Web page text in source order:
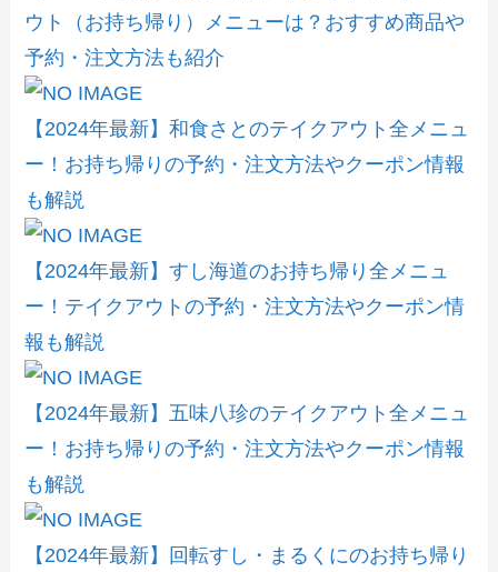
ウト（お持ち帰り）メニューは？おすすめ商品や
予約・注文方法も紹介
【2024年最新】和食さとのテイクアウト全メニュ
ー！お持ち帰りの予約・注文方法やクーポン情報
も解説
【2024年最新】すし海道のお持ち帰り全メニュ
ー！テイクアウトの予約・注文方法やクーポン情
報も解説
【2024年最新】五味八珍のテイクアウト全メニュ
ー！お持ち帰りの予約・注文方法やクーポン情報
も解説
【2024年最新】回転すし・まるくにのお持ち帰り